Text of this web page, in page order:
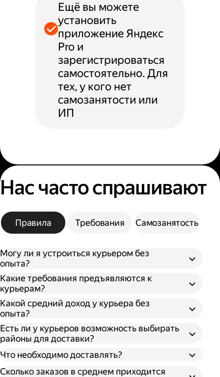
Ещё вы можете
установить
приложение Яндекс
Pro и
зарегистрироваться
самостоятельно. Для
тех, у кого нет
самозанятости или
ИП
Нас часто спрашивают
Правила Требования Самозанятость
Могу ли я устроиться курьером без
опыта?
Какие требования предъявляются к
курьерам?
Какой средний доход у курьера без
опыта?
Есть ли у курьеров возможность выбирать
районы для доставки?
Что необходимо доставлять?
Сколько заказов в среднем приходится